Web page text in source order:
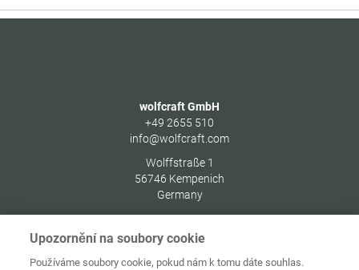
wolfcraft GmbH
+49 2655 510
info@wolfcraft.com
Wolffstraße 1
56746 Kempenich
Germany
Upozornění na soubory cookie
Používáme soubory cookie, pokud nám k tomu dáte souhlas.